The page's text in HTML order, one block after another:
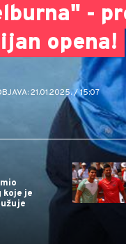
-
opena!
21.01.2025. / 15:07
koje je